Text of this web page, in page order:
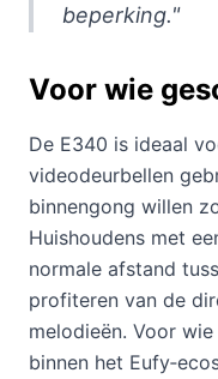
beperking."
Voor wie
De E340 is ideaal
videodeurbellen
binnengong willen
Huishoudens met
normale afstand
profiteren van de
melodieën. Voor
binnen het